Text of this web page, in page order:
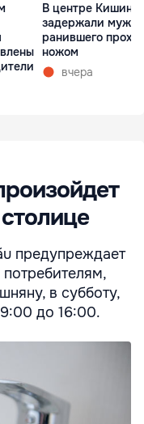
В центре
задержали
ранившего
ножом
вчера
предупреждает
в субботу,
до 16:00.